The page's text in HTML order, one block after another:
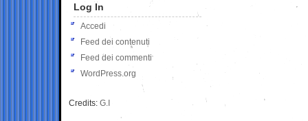
Log In
Accedi
Feed dei contenuti
Feed dei commenti
WordPress.org
Credits: G.I